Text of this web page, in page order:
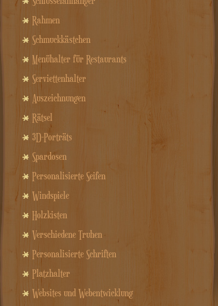
Rahmen
Schmuckkästchen
Menühalter für Restaurants
Serviettenhalter
Auszeichnungen
Rätsel
3D-Porträts
Spardosen
Personalisierte Seifen
Windspiele
Holzkisten
Verschiedene Truhen
Personalisierte Schriften
Platzhalter
Websites und Webentwicklung